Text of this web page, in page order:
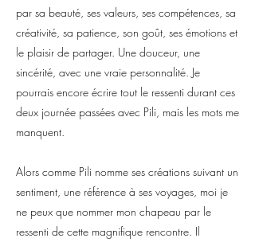
par sa beauté, ses valeurs, ses compétences, sa
créativité, sa patience, son goût, ses émotions et
le plaisir de partager. Une douceur, une
sincérité, avec une vraie personnalité. Je
pourrais encore écrire tout le ressenti durant ces
deux journée passées avec Pili, mais les mots me
manquent.
Alors comme Pili nomme ses créations suivant un
sentiment, une référence à ses voyages, moi je
ne peux que nommer mon chapeau par le
ressenti de cette magnifique rencontre. Il